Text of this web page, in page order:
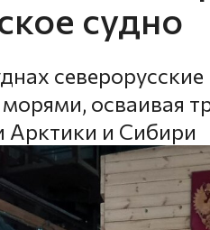
судно
осваивая
Арктики и Сибири